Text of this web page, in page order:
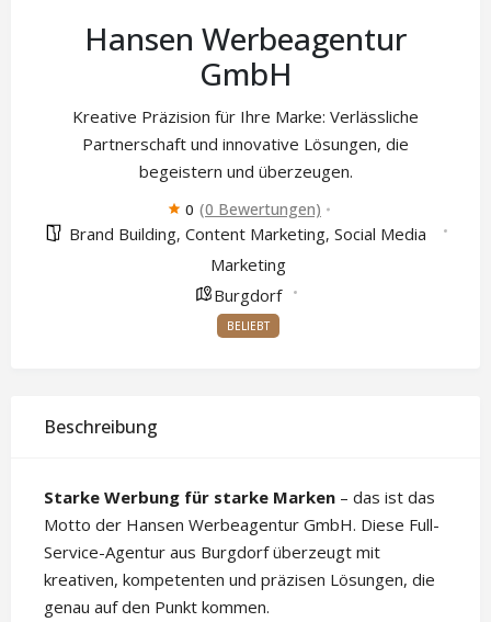
Hansen Werbeagentur
GmbH
Kreative Präzision für Ihre Marke: Verlässliche
Partnerschaft und innovative Lösungen, die
begeistern und überzeugen.
0 (0 Bewertungen)
Brand Building, Content Marketing, Social Media
Marketing
Burgdorf
BELIEBT
Beschreibung
Starke Werbung für starke Marken – das ist das
Motto der Hansen Werbeagentur GmbH. Diese Full-
Service-Agentur aus Burgdorf überzeugt mit
kreativen, kompetenten und präzisen Lösungen, die
genau auf den Punkt kommen.